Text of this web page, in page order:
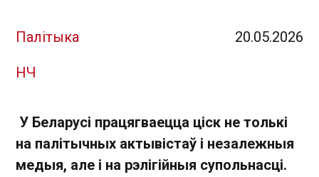
Палітыка 20.05.2026
НЧ
У Беларусі працягваецца ціск не толькі
на палітычных актывістаў і незалежныя
медыя, але і на рэлігійныя супольнасці.